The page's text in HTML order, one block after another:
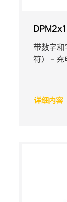
带数字和
符） –
详细内容